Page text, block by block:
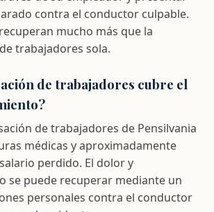
contra el conductor culpable.
mucho más que la
trabajadores sola.
de trabajadores cubre el
de trabajadores de Pensilvania
médicas y aproximadamente
perdido. El dolor y
se puede recuperar mediante un
personales contra el conductor